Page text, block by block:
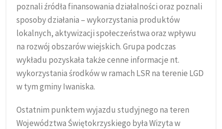
poznali źródła finansowania działalności oraz poznali
sposoby działania – wykorzystania produktów
lokalnych, aktywizacji społeczeństwa oraz wpływu
na rozwój obszarów wiejskich. Grupa podczas
wykładu pozyskała także cenne informacje nt.
wykorzystania środków w ramach LSR na terenie LGD
w tym gminy Iwaniska.
Ostatnim punktem wyjazdu studyjnego na teren
Województwa Świętokrzyskiego była Wizyta w